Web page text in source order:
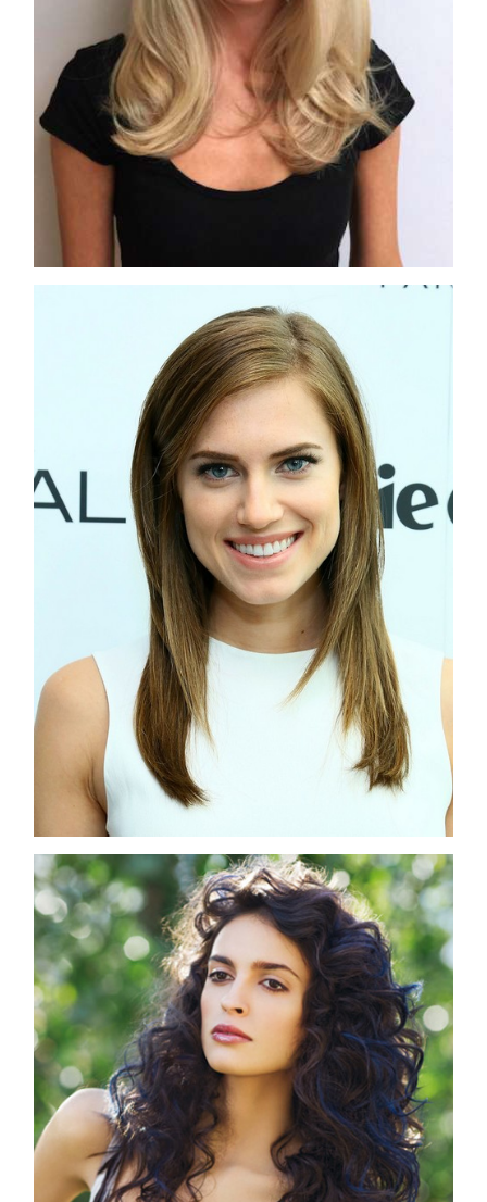
COSMOPROF WORLDWIDE BOLOGNA
Cosmprof Worldwide Bologna
presenta THE BEAUTY &
WELLNESS CONGRESS 2022: I
TEMI
DYSON
Dyson presenta la nuova collezione
pervinca e rosé per Natale
COTRIL
Continua la carrellata di look firmati
Cotril alla Festa del Cinema di Roma
TONI&GUY
A Natale regala una doppia
TONI&GUY “Feel Good Experience”!
TONI&GUY
LABEL.M lancia la sua innovativa ed
eco-sostenibile linea di prodotti